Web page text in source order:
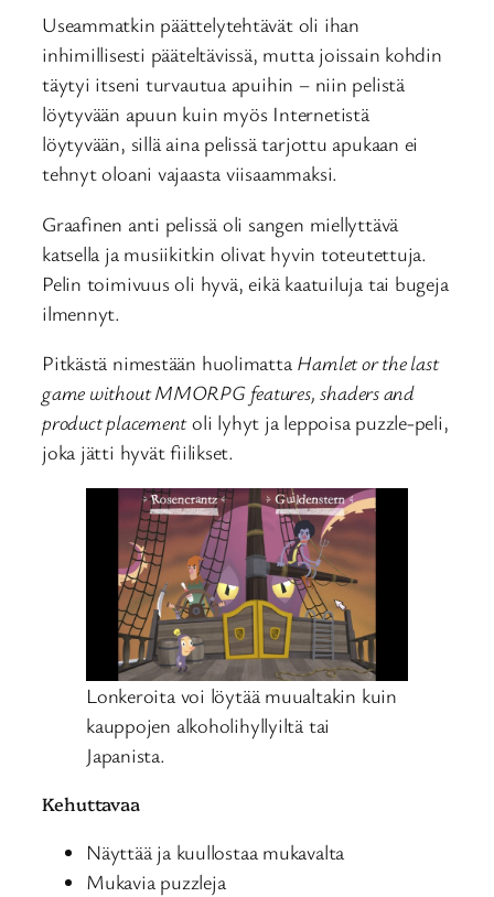
Useammatkin päättelytehtävät oli ihan
inhimillisesti pääteltävissä, mutta joissain kohdin
täytyi itseni turvautua apuihin – niin pelistä
löytyvään apuun kuin myös Internetistä
löytyvään, sillä aina pelissä tarjottu apukaan ei
tehnyt oloani vajaasta viisaammaksi.
Graafinen anti pelissä oli sangen miellyttävä
katsella ja musiikitkin olivat hyvin toteutettuja.
Pelin toimivuus oli hyvä, eikä kaatuiluja tai bugeja
ilmennyt.
Pitkästä nimestään huolimatta Hamlet or the last
game without MMORPG features, shaders and
product placementoli lyhyt ja leppoisa puzzle-peli,
joka jätti hyvät fiilikset.
Lonkeroita voi löytää muualtakin kuin
kauppojen alkoholihyllyiltä tai
Japanista.
Kehuttavaa
Näyttää ja kuullostaa mukavalta
Mukavia puzzleja